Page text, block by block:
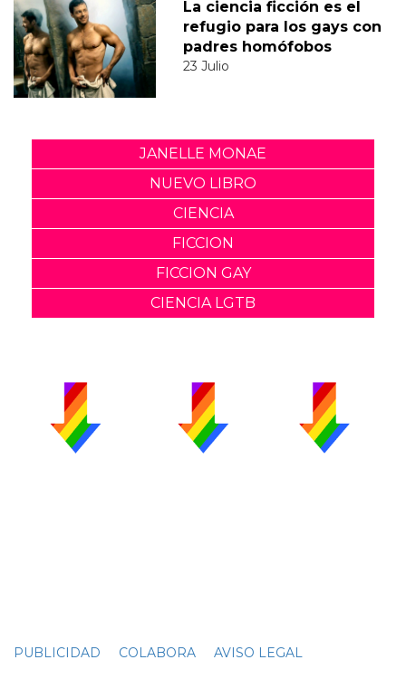
La ciencia ficción es el
refugio para los gays con
padres homófobos
23 Julio
JANELLE MONAE
NUEVO LIBRO
CIENCIA
FICCION
FICCION GAY
CIENCIA LGTB
PUBLICIDAD COLABORA
AVISO LEGAL